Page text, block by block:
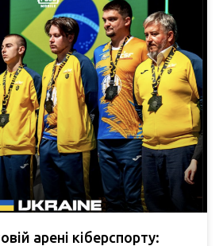
арені кіберспорту: